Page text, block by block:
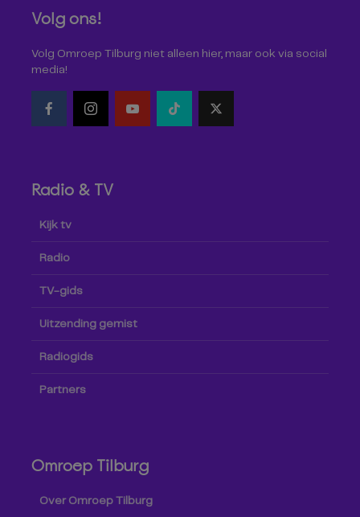
Volg ons!
Volg Omroep Tilburg niet alleen hier, maar ook via social
media!
Radio & TV
Kijk tv
Radio
TV-gids
Uitzending gemist
Radiogids
Partners
Omroep Tilburg
Over Omroep Tilburg